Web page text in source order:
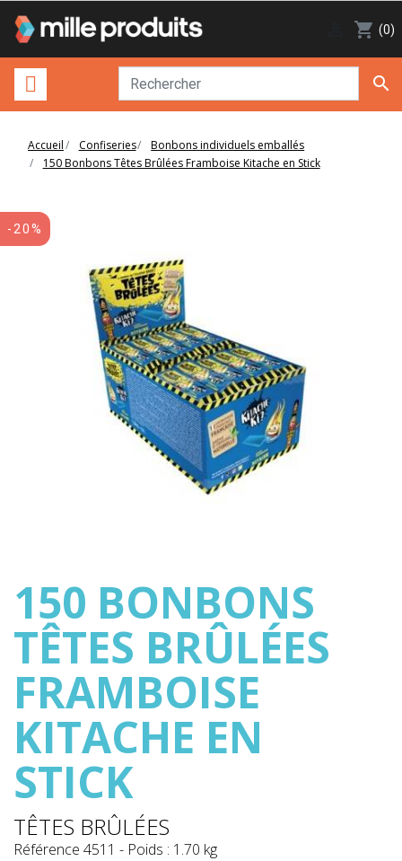
shopping_cart (0)

Accueil Confiseries
Bonbons individuels emballés
150 Bonbons Têtes Brûlées Framboise Kitache en Stick
-20%
150 BONBONS
TÊTES BRÛLÉES
FRAMBOISE
KITACHE EN
STICK
TÊTES BRÛLÉES
Référence 4511 - Poids : 1.70 kg